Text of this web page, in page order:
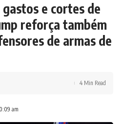
e cortes de
reforça também
de armas de
am
4 Min Read